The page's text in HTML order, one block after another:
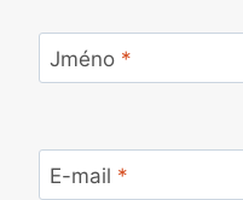
Jméno *
E-mail *